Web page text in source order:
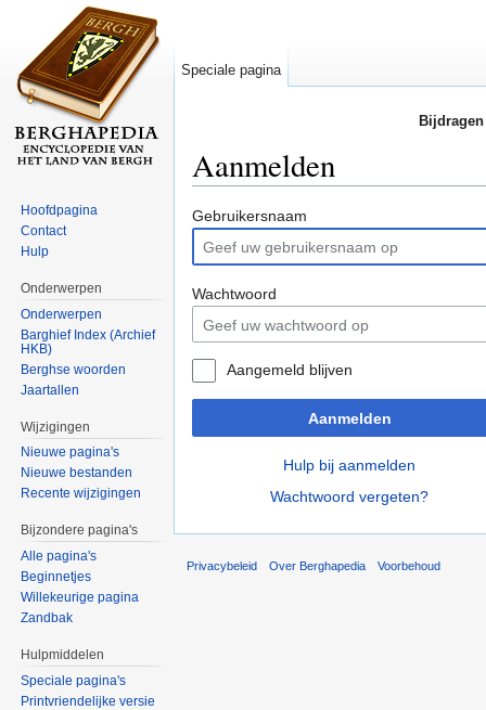
Aanmelden
Gebruikersnaam
Wachtwoord
Aangemeld blijven
Aanmelden
Hulp bij aanmelden
Wachtwoord vergeten?
Speciale pagina
Hoofdpagina
Contact
Hulp
Onderwerpen
Onderwerpen
Barghief Index (Archief
HKB)
Berghse woorden
Jaartallen
Wijzigingen
Nieuwe pagina's
Nieuwe bestanden
Recente wijzigingen
Bijzondere pagina's
Alle pagina's
Beginnetjes
Willekeurige pagina
Zandbak
Hulpmiddelen
Speciale pagina's
Printvriendelijke versie
Privacybeleid Over Berghapedia Voorbehoud